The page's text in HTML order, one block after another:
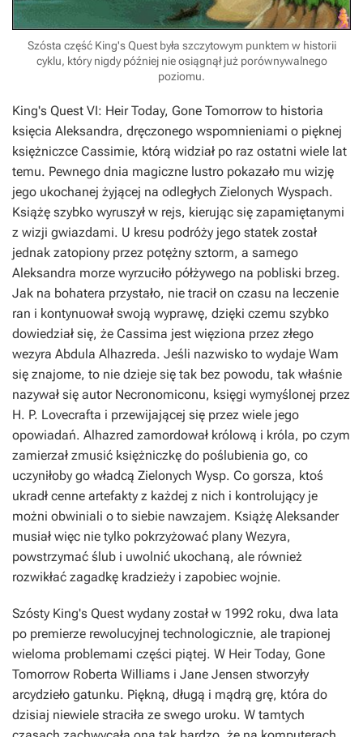
Szósta część King's Quest była szczytowym punktem w historii
cyklu, który nigdy później nie osiągnął już porównywalnego
poziomu.
King's Quest VI: Heir Today, Gone Tomorrow to historia
księcia Aleksandra, dręczonego wspomnieniami o pięknej
księżniczce Cassimie, którą widział po raz ostatni wiele lat
temu. Pewnego dnia magiczne lustro pokazało mu wizję
jego ukochanej żyjącej na odległych Zielonych Wyspach.
Książę szybko wyruszył w rejs, kierując się zapamiętanymi
z wizji gwiazdami. U kresu podróży jego statek został
jednak zatopiony przez potężny sztorm, a samego
Aleksandra morze wyrzuciło półżywego na pobliski brzeg.
Jak na bohatera przystało, nie tracił on czasu na leczenie
ran i kontynuował swoją wyprawę, dzięki czemu szybko
dowiedział się, że Cassima jest więziona przez złego
wezyra Abdula Alhazreda. Jeśli nazwisko to wydaje Wam
się znajome, to nie dzieje się tak bez powodu, tak właśnie
nazywał się autor Necronomiconu, księgi wymyślonej przez
H. P. Lovecrafta i przewijającej się przez wiele jego
opowiadań. Alhazred zamordował królową i króla, po czym
zamierzał zmusić księżniczkę do poślubienia go, co
uczyniłoby go władcą Zielonych Wysp. Co gorsza, ktoś
ukradł cenne artefakty z każdej z nich i kontrolujący je
możni obwiniali o to siebie nawzajem. Książę Aleksander
musiał więc nie tylko pokrzyżować plany Wezyra,
powstrzymać ślub i uwolnić ukochaną, ale również
rozwikłać zagadkę kradzieży i zapobiec wojnie.
Szósty King's Quest wydany został w 1992 roku, dwa lata
po premierze rewolucyjnej technologicznie, ale trapionej
wieloma problemami części piątej. W Heir Today, Gone
Tomorrow Roberta Williams i Jane Jensen stworzyły
arcydzieło gatunku. Piękną, długą i mądrą grę, która do
dzisiaj niewiele straciła ze swego uroku. W tamtych